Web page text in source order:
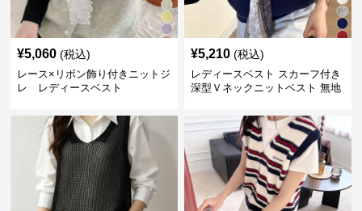
¥5,060 (税込)
レース×リボン飾り付きニットジ
レ レディースベスト
¥5,210 (税込)
レディースベスト スカーフ付き
深型Ｖネックニットベスト 無地